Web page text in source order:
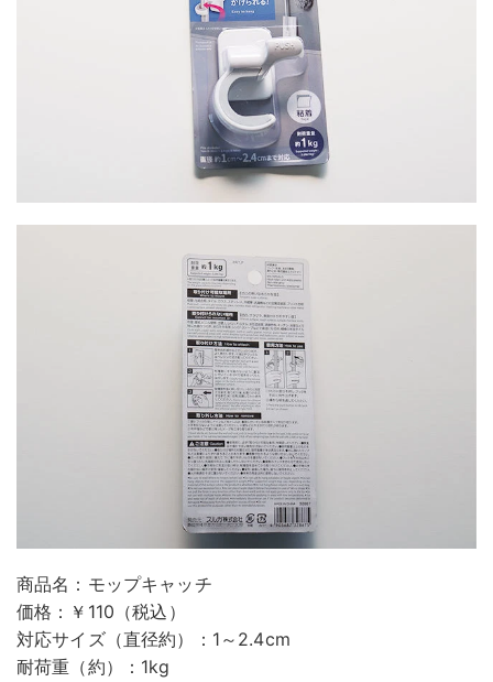
商品名：モップキャッチ
価格：￥110（税込）
対応サイズ（直径約）：1～2.4cm
耐荷重（約）：1kg